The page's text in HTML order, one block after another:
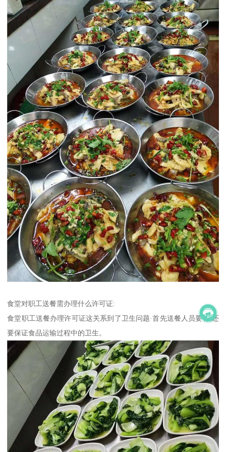
食堂对职工送餐需办理什么许可证:
食堂职工送餐办理许可证这关系到了卫生问题·首先送餐人员要有,还
要保证食品运输过程中的卫生。